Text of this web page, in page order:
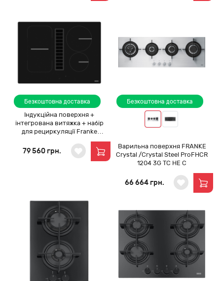
Безкоштовна доставка
Індукційна поверхня +
інтегрована витяжка + набір
для рециркуляції Franke
Smart FSM 709 HI LL KIT
(340.0678.204)
79 560 грн.
Безкоштовна доставка
Варильна поверхня FRANKE
Crystal /Crystal Steel ProFHCR
1204 3G TC HE C
66 664 грн.